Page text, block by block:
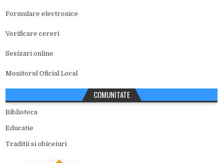
Formulare electronice
Verificare cereri
Sesizari online
Monitorul Oficial Local
COMUNITATE
Biblioteca
Educatie
Traditii si obiceiuri